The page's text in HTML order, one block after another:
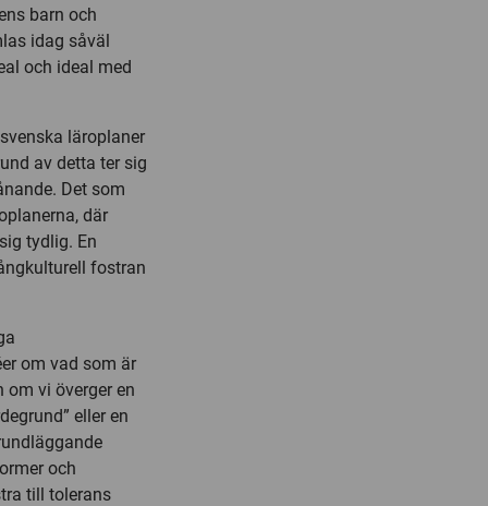
barn och
idag såväl
och ideal med
läroplaner
av detta ter sig
Det som
där
tydlig. En
fostran
om vad som är
vi överger en
eller en
och
till tolerans